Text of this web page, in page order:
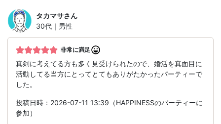
タカマサさん
30代｜男性
非常に満足
真剣に考えてる方も多く見受けられたので、婚活を真面目に
活動してる当方にとってとてもありがたかったパーティーで
した。
投稿日時：2026-07-11 13:39（HAPPINESSのパーティーに
参加）